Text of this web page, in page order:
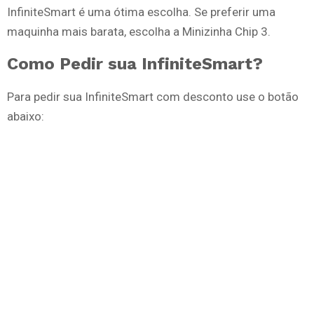
InfiniteSmart é uma ótima escolha. Se preferir uma
maquinha mais barata, escolha a Minizinha Chip 3.
Como Pedir sua InfiniteSmart?
Para pedir sua InfiniteSmart com desconto use o botão
abaixo: